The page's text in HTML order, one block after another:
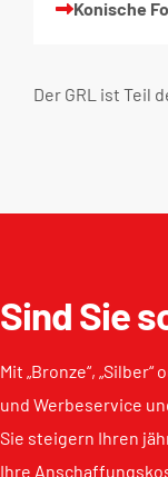
Konische
Der GRL ist Teil
Sind Sie
Mit „Bronze“,
und Werbeservice
Sie steigern Ihren
Ihre